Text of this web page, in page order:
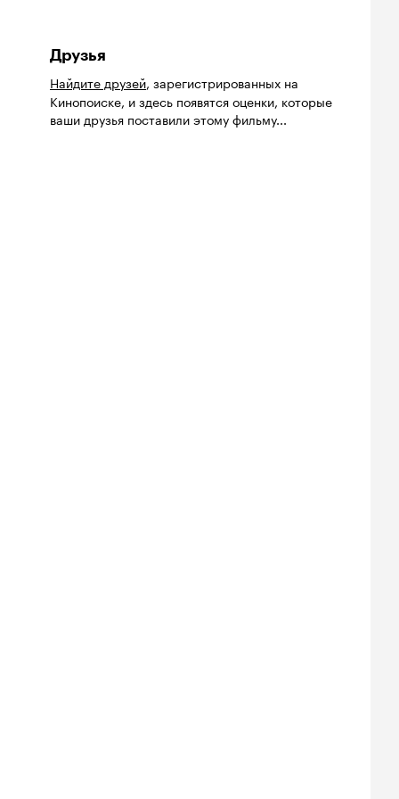
Друзья
Найдите друзей, зарегистрированных на
Кинопоиске, и здесь появятся оценки, которые
ваши друзья поставили этому фильму...